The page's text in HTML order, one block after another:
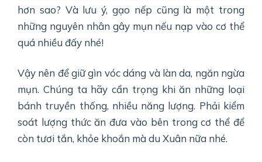
hơn sao? Và lưu ý, gạo nếp cũng là một trong
những nguyên nhân gây mụn nếu nạp vào cơ thể
quá nhiều đấy nhé!
Vậy nên để giữ gìn vóc dáng và làn da, ngăn ngừa
mụn. Chúng ta hãy cẩn trọng khi ăn những loại
bánh truyền thống, nhiều năng lượng. Phải kiểm
soát lượng thức ăn đưa vào bên trong cơ thể để
còn tươi tắn, khỏe khoắn mà du Xuân nữa nhé.